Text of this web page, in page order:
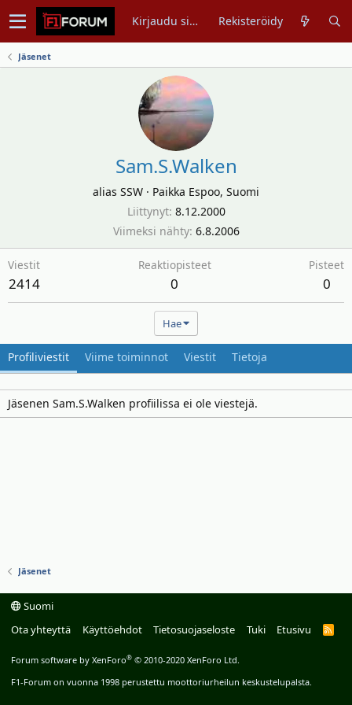
Kirjaudu sisään Rekisteröidy
Jäsenet
Sam.S.Walken
alias SSW · Paikka Espoo, Suomi
Liittynyt 8.12.2000
Viimeksi nähty 6.8.2006
Viestit
2414
Reaktiopisteet
0
Pisteet
0
Hae
Profiliviestit Viime toiminnot Viestit Tietoja
Jäsenen Sam.S.Walken profiilissa ei ole viestejä.
Jäsenet
Suomi
Ota yhteyttä
Käyttöehdot Tietosuojaseloste Tuki Etusivu
R
Forum software by XenForo® © 2010-2020 XenForo Ltd.
F1-Forum on vuonna 1998 perustettu moottoriurheilun keskustelupalsta.